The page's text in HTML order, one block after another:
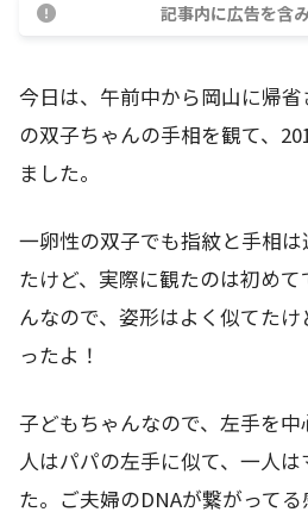
記事内に広告を含
今日は、午前中から岡山に帰
の双子ちゃんの手相を観て、
ました。
一卵性の双子でも指紋と手相
たけど、実際に観たのは初め
んなので、姿形はよく似てた
ったよ！
子どもちゃんなので、左手を
人はパパの左手に似て、一人
た。ご夫婦のDNAが繋がってる